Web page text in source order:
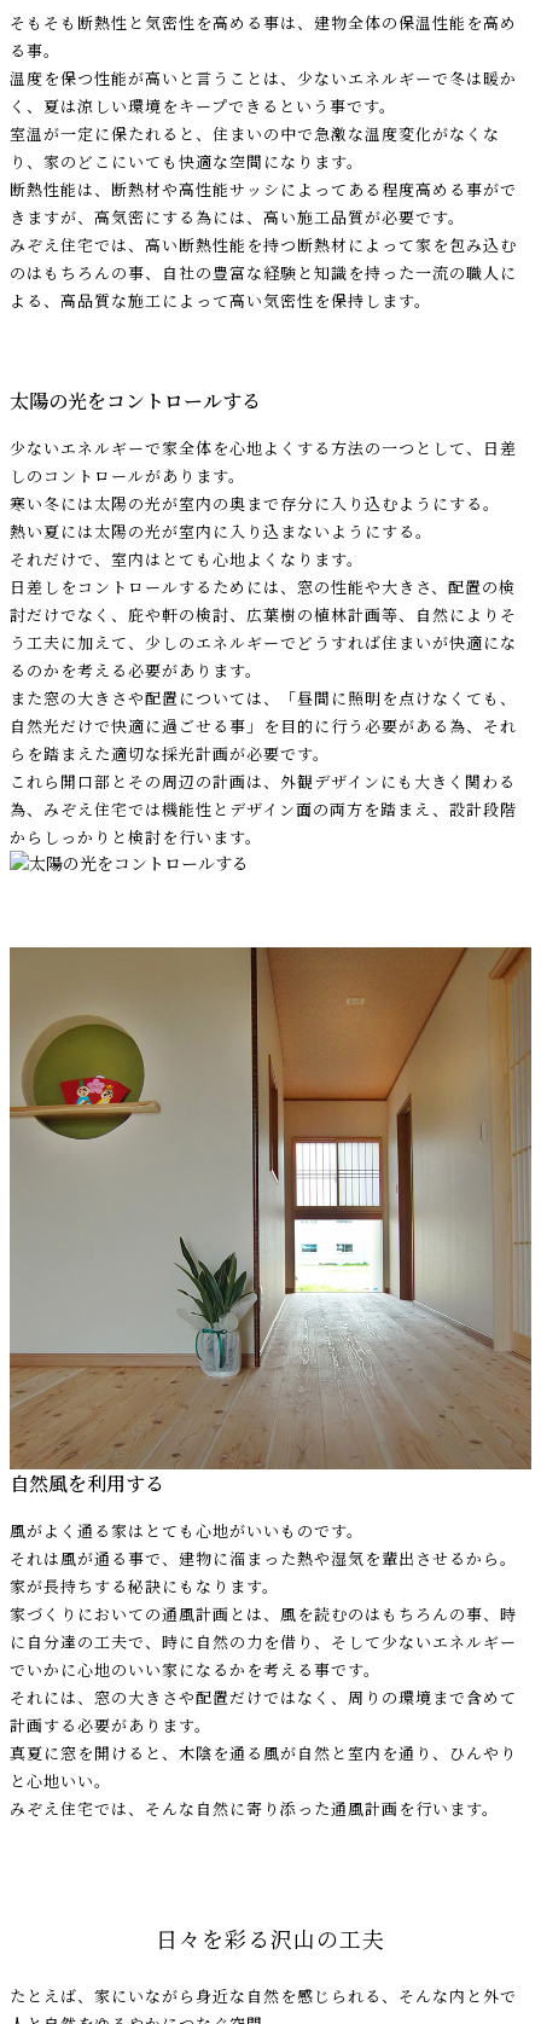
そもそも断熱性と気密性を高める事は、建物全体の保温性能を高め
る事。
温度を保つ性能が高いと言うことは、少ないエネルギーで冬は暖か
く、夏は涼しい環境をキープできるという事です。
室温が一定に保たれると、住まいの中で急激な温度変化がなくな
り、家のどこにいても快適な空間になります。
断熱性能は、断熱材や高性能サッシによってある程度高める事がで
きますが、高気密にする為には、高い施工品質が必要です。
みぞえ住宅では、高い断熱性能を持つ断熱材によって家を包み込む
のはもちろんの事、自社の豊富な経験と知識を持った一流の職人に
よる、高品質な施工によって高い気密性を保持します。
太陽の光をコントロールする
少ないエネルギーで家全体を心地よくする方法の一つとして、日差
しのコントロールがあります。
寒い冬には太陽の光が室内の奥まで存分に入り込むようにする。
熱い夏には太陽の光が室内に入り込まないようにする。
それだけで、室内はとても心地よくなります。
日差しをコントロールするためには、窓の性能や大きさ、配置の検
討だけでなく、庇や軒の検討、広葉樹の植林計画等、自然によりそ
う工夫に加えて、少しのエネルギーでどうすれば住まいが快適にな
るのかを考える必要があります。
また窓の大きさや配置については、「昼間に照明を点けなくても、
自然光だけで快適に過ごせる事」を目的に行う必要がある為、それ
らを踏まえた適切な採光計画が必要です。
これら開口部とその周辺の計画は、外観デザインにも大きく関わる
為、みぞえ住宅では機能性とデザイン面の両方を踏まえ、設計段階
からしっかりと検討を行います。
自然風を利用する
風がよく通る家はとても心地がいいものです。
それは風が通る事で、建物に溜まった熱や湿気を輩出させるから。
家が長持ちする秘訣にもなります。
家づくりにおいての通風計画とは、風を読むのはもちろんの事、時
に自分達の工夫で、時に自然の力を借り、そして少ないエネルギー
でいかに心地のいい家になるかを考える事です。
それには、窓の大きさや配置だけではなく、周りの環境まで含めて
計画する必要があります。
真夏に窓を開けると、木陰を通る風が自然と室内を通り、ひんやり
と心地いい。
みぞえ住宅では、そんな自然に寄り添った通風計画を行います。
日々を彩る沢山の工夫
たとえば、家にいながら身近な自然を感じられる、そんな内と外で